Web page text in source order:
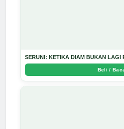
SERUNI: KETIKA DIAM BUKAN LAGI
Beli /